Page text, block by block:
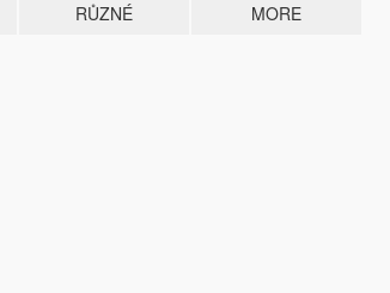
RŮZNÉ MORE